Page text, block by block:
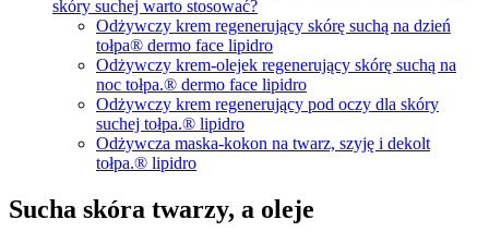
skóry suchej warto stosować?
Odżywczy krem regenerujący skórę suchą na dzień
tołpa® dermo face lipidro
Odżywczy krem-olejek regenerujący skórę suchą na
noc tołpa.® dermo face lipidro
Odżywczy krem regenerujący pod oczy dla skóry
suchej tołpa.® lipidro
Odżywcza maska-kokon na twarz, szyję i dekolt
tołpa.® lipidro
Sucha skóra twarzy, a oleje